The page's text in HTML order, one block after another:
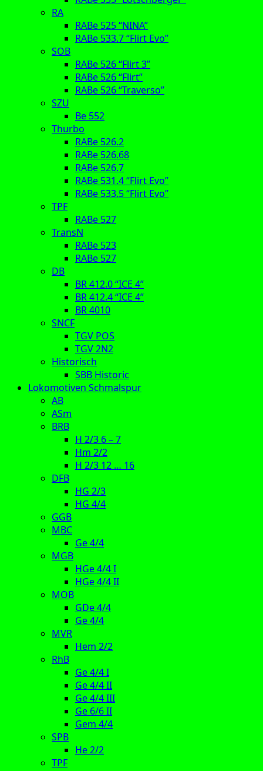
RA
RABe 525 “NINA”
RABe 533.7 “Flirt Evo”
SOB
RABe 526 “Flirt 3”
RABe 526 “Flirt”
RABe 526 “Traverso”
SZU
Be 552
Thurbo
RABe 526.2
RABe 526.68
RABe 526.7
RABe 531.4 “Flirt Evo”
RABe 533.5 “Flirt Evo”
TPF
RABe 527
TransN
RABe 523
RABe 527
DB
BR 412.0 “ICE 4”
BR 412.4 “ICE 4”
BR 4010
SNCF
TGV POS
TGV 2N2
Historisch
SBB Historic
Lokomotiven Schmalspur
AB
ASm
BRB
H 2/3 6 – 7
Hm 2/2
H 2/3 12 … 16
DFB
HG 2/3
HG 4/4
GGB
MBC
Ge 4/4
MGB
HGe 4/4 I
HGe 4/4 II
MOB
GDe 4/4
Ge 4/4
MVR
Hem 2/2
RhB
Ge 4/4 I
Ge 4/4 II
Ge 4/4 III
Ge 6/6 II
Gem 4/4
SPB
He 2/2
TPF